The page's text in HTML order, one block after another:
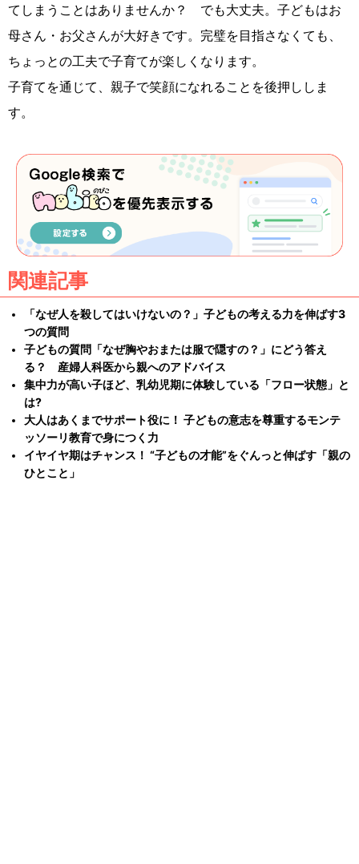
てしまうことはありませんか？ でも大丈夫。子どもはお
母さん・お父さんが大好きです。完璧を目指さなくても、
ちょっとの工夫で子育てが楽しくなります。
子育てを通じて、親子で笑顔になれることを後押ししま
す。
関連記事
「なぜ人を殺してはいけないの？」子どもの考える力を伸ばす3
つの質問
子どもの質問「なぜ胸やおまたは服で隠すの？」にどう答え
る？ 産婦人科医から親へのアドバイス
集中力が高い子ほど、乳幼児期に体験している「フロー状態」と
は?
大人はあくまでサポート役に！ 子どもの意志を尊重するモンテ
ッソーリ教育で身につく力
イヤイヤ期はチャンス！ “子どもの才能”をぐんっと伸ばす「親の
ひとこと」